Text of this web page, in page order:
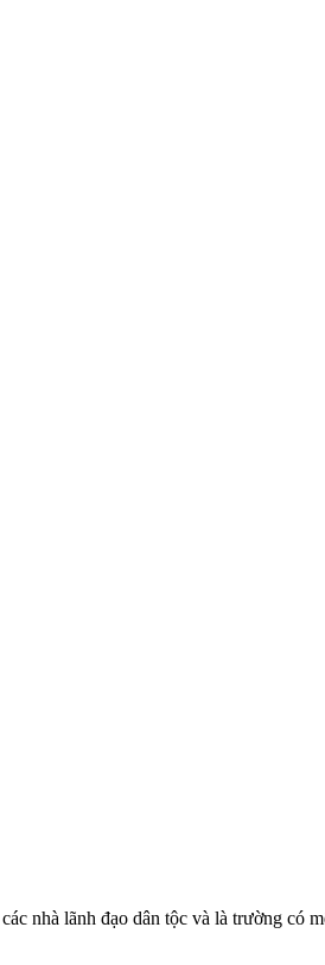
nhà lãnh đạo dân tộc và là trường có